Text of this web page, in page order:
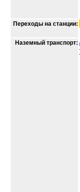
Переходы на станции:
Наземный транспорт: